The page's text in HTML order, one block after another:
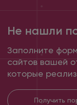
Не нашли
Заполните
сайтов вашей
которые
Получить